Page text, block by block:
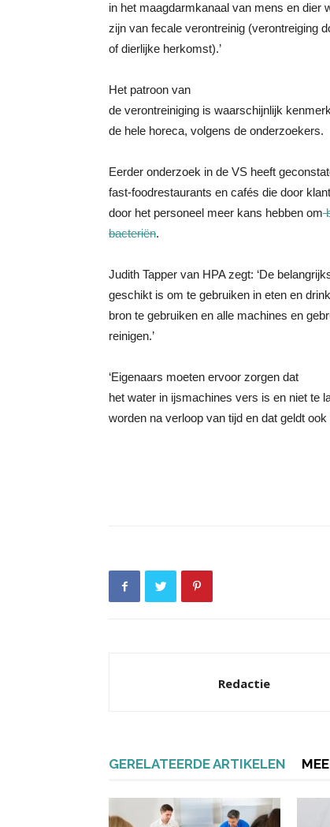
in het maagdarmkanaal van mens en dier
zijn van fecale verontreinig (verontreiging
of dierlijke herkomst).’
Het patroon van
de verontreiniging is waarschijnlijk
de hele horeca, volgens de onderzoekers.
Eerder onderzoek in de VS heeft
fast-foodrestaurants en cafés die door
door het personeel meer kans hebben om
bacteriën.
Judith Tapper van HPA zegt: ‘De
geschikt is om te gebruiken in eten en
bron te gebruiken en alle machines en
reinigen.’
‘Eigenaars moeten ervoor zorgen dat
het water in ijsmachines vers is en niet te
worden na verloop van tijd en dat geldt ook
Redactie
GERELATEERDE ARTIKELEN